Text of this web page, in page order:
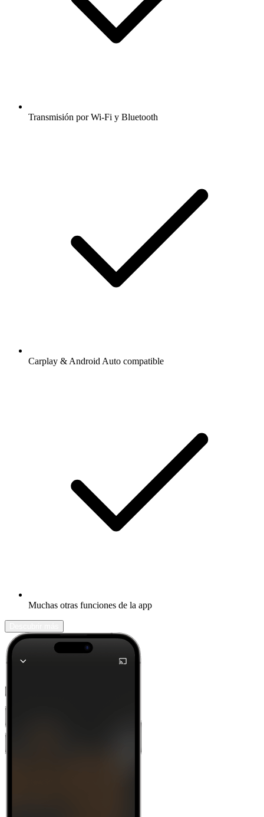
Transmisión por Wi-Fi y Bluetooth
Carplay & Android Auto compatible
Muchas otras funciones de la app